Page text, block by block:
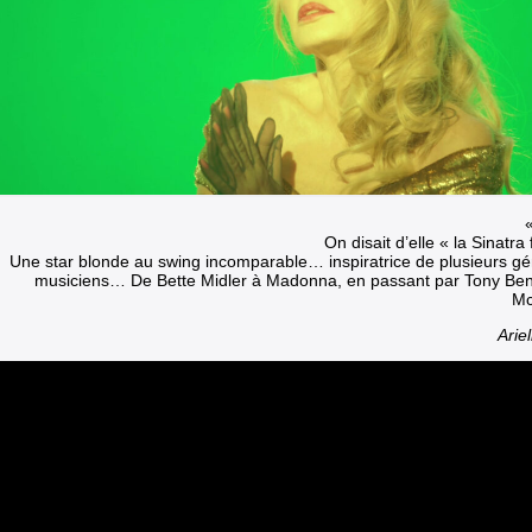
On disait d’elle « la
Une star blonde au swing incomparable… inspiratrice de plusieurs
musiciens… De Bette Midler à Madonna, en passant par Tony